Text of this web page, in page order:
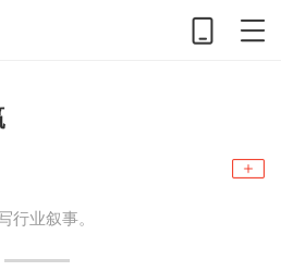
行业叙事。